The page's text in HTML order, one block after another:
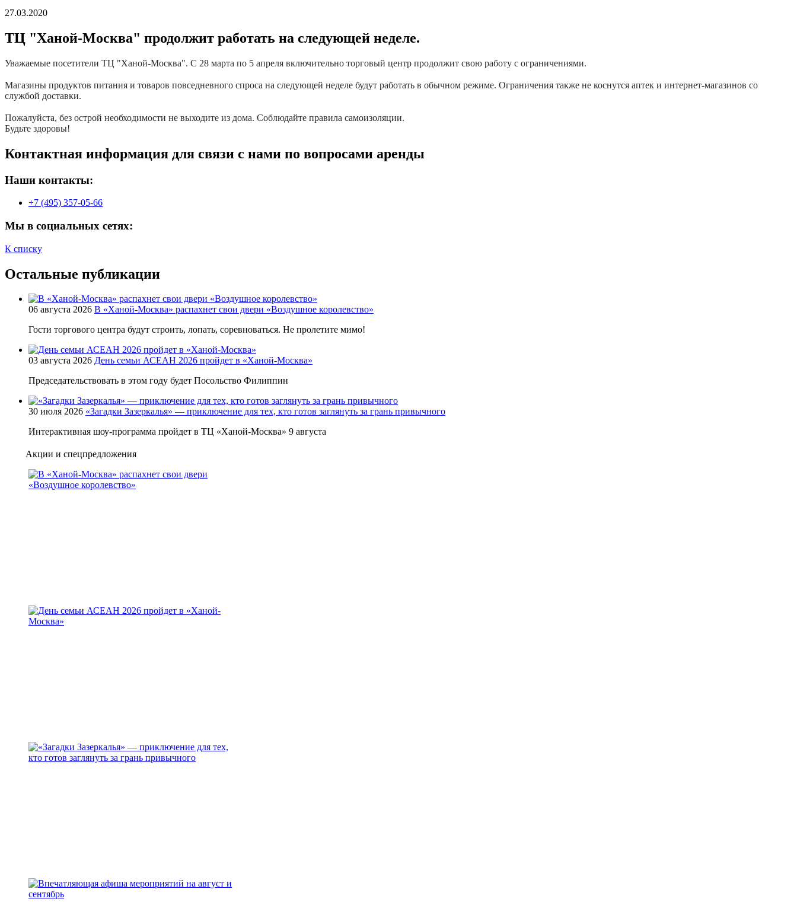
27.03.2020
ТЦ "Ханой-Москва" продолжит работать на следующей неделе.
Уважаемые посетители ТЦ "Ханой-Москва". С 28 марта по 5 апреля включительно торговый центр продолжит свою работу с ограничениями.
Магазины продуктов питания и товаров повседневного спроса на следующей неделе будут работать в обычном режиме. Ограничения также не коснутся аптек и интернет-магазинов со
службой доставки.
Пожалуйста, без острой необходимости не выходите из дома. Соблюдайте правила самоизоляции.
Будьте здоровы!
Контактная информация для связи с нами по вопросами аренды
Наши контакты:
+7 (495) 357-05-66
Мы в социальных сетях:
К списку
Остальные публикации
06 августа 2026 В «Ханой-Москва» распахнет свои двери «Воздушное королевство»
Гости торгового центра будут строить, лопать, соревноваться. Не пролетите мимо!
03 августа 2026 День семьи АСЕАН 2026 пройдет в «Ханой-Москва»
Председательствовать в этом году будет Посольство Филиппин
30 июля 2026 «Загадки Зазеркалья» — приключение для тех, кто готов заглянуть за грань привычного
Интерактивная шоу-программа пройдет в ТЦ «Ханой-Москва» 9 августа
Акции и спецпредложения